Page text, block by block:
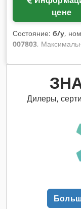
цене
Состояние: б/у,
007803,
Максимальная
агрегатов: 4
через NC-
Дилеры,